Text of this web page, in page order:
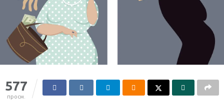
577
просм.